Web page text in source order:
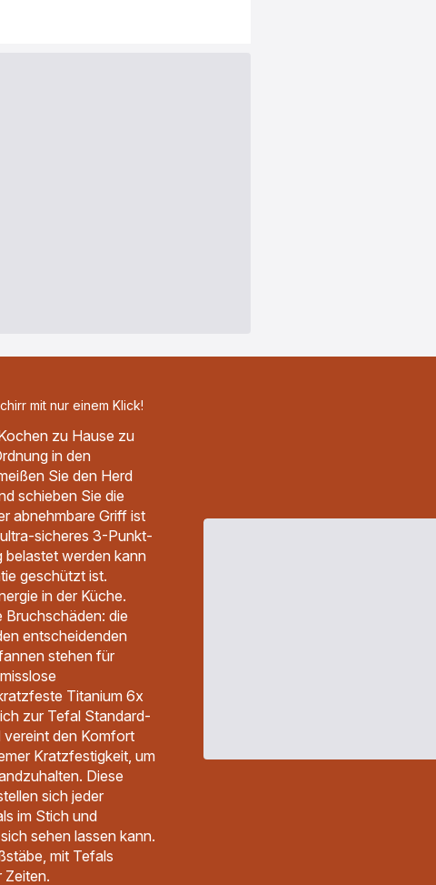
mit nur einem Klick!
zu Hause zu
in den
Sie den Herd
schieben Sie die
abnehmbare Griff ist
sicheres 3-Punkt-
belastet werden kann
geschützt ist.
in der Küche.
Bruchschäden: die
entscheidenden
stehen für
Titanium 6x
zur Tefal Standard-
vereint den Komfort
Kratzfestigkeit, um
Diese
sich jeder
im Stich und
sehen lassen kann.
mit Tefals
Zeiten.